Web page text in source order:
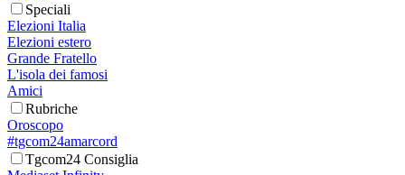
Speciali
Elezioni Italia
Elezioni estero
Grande Fratello
L'isola dei famosi
Amici
Rubriche
Oroscopo
#tgcom24amarcord
Tgcom24 Consiglia